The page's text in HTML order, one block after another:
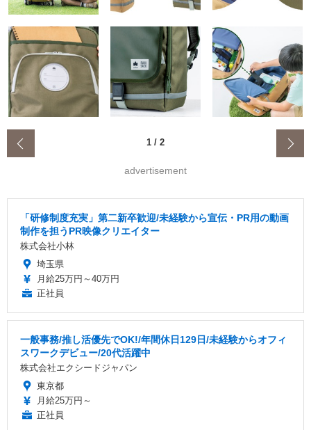
1 / 2
advertisement
「研修制度充実」第二新卒歓迎/未経験から宣伝・PR用の動画
制作を担うPR映像クリエイター
株式会社小林
埼玉県
月給25万円～40万円
正社員
一般事務/推し活優先でOK!/年間休日129日/未経験からオフィ
スワークデビュー/20代活躍中
株式会社エクシードジャパン
東京都
月給25万円～
正社員